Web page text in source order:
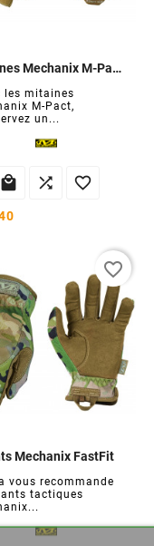
Mitaines Mechanix M-Pact
les mitaines
M-Pact,
un...
  
Mechanix FastFit
vous recommande
tactiques
favorite_border